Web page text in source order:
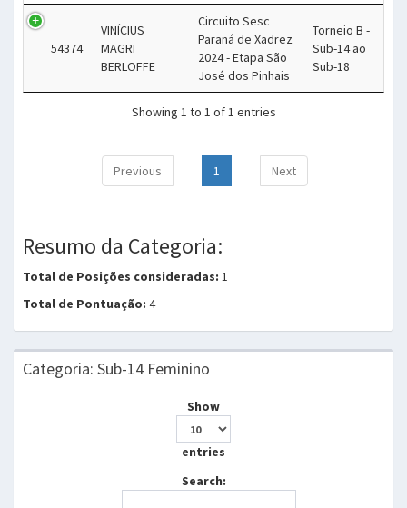
54374
VINÍCIUS
MAGRI
BERLOFFE
Circuito Sesc
Paraná de Xadrez
2024 - Etapa São
José dos Pinhais
Torneio B -
Sub-14 ao
Sub-18
Showing 1 to 1 of 1 entries
Previous 1 Next
Resumo da Categoria:
Total de Posições consideradas: 1
Total de Pontuação: 4
Categoria: Sub-14 Feminino
Show
entries
Search: